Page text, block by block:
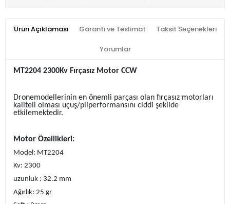
Ürün Açıklaması Garanti ve Teslimat Taksit Seçenekleri
Yorumlar
MT2204 2300Kv Fırçasız Motor CCW
Dronemodellerinin en önemli parçası olan fırçasız motorları
kaliteli olması uçuş/pilperformansını ciddi şekilde
etkilemektedir.
Motor Özellikleri:
Model: MT2204
Kv: 2300
uzunluk : 32.2 mm
Ağırlık: 25 gr